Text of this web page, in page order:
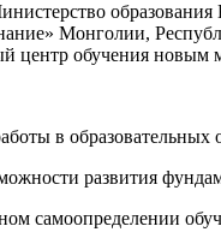
Монголии,
центр обучения новым
в образовательных
развития
самоопределении